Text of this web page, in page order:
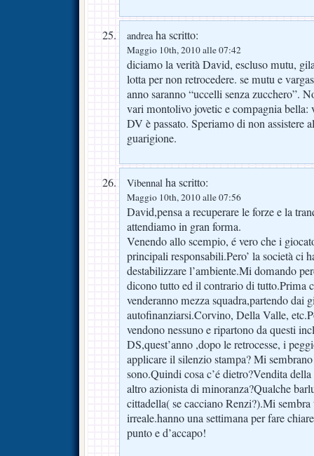
andreaha scritto:
Maggio 10th, 2010 alle 07:42
diciamo la verità David, escluso mutu,
lotta per non retrocedere. se mutu e
anno saranno “uccelli senza zucchero”.
vari montolivo jovetic e compagnia
DV è passato. Speriamo di non assistere
guarigione.
Vibennal ha scritto:
Maggio 10th, 2010 alle 07:56
David,pensa a recuperare le forze e la
attendiamo in gran forma.
Venendo allo scempio, é vero che i
principali responsabili.Pero’ la società ci
destabilizzare l’ambiente.Mi domando
dicono tutto ed il contrario di tutto.Prima
venderanno mezza squadra,partendo dai
autofinanziarsi.Corvino, Della Valle,
vendono nessuno e ripartono da questi
DS,quest’anno ,dopo le retrocesse, i
applicare il silenzio stampa? Mi
sono.Quindi cosa c’é dietro?Vendita
altro azionista di minoranza?Qualche
cittadella( se cacciano Renzi?).Mi
irreale.hanno una settimana per fare
punto e d’accapo!